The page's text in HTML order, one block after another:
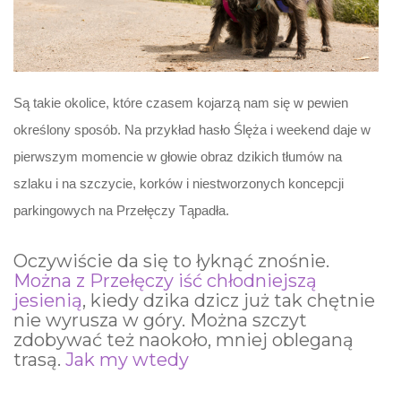
Są takie okolice, które czasem kojarzą nam się w pewien
określony sposób. Na przykład hasło Ślęża i weekend daje w
pierwszym momencie w głowie obraz dzikich tłumów na
szlaku i na szczycie, korków i niestworzonych koncepcji
parkingowych na Przełęczy Tąpadła.
Oczywiście da się to łyknąć znośnie.
Można z Przełęczy iść chłodniejszą
jesienią, kiedy dzika dzicz już tak chętnie
nie wyrusza w góry. Można szczyt
zdobywać też naokoło, mniej obleganą
trasą. Jak my wtedy